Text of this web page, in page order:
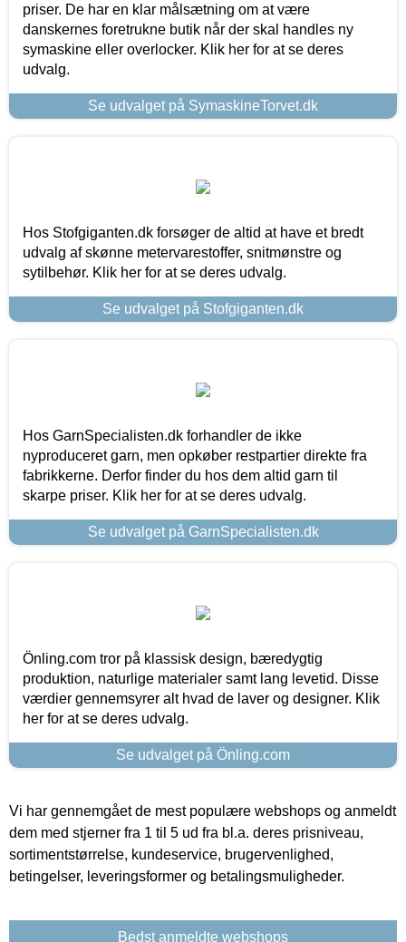
priser. De har en klar målsætning om at være
danskernes foretrukne butik når der skal handles ny
symaskine eller overlocker. Klik her for at se deres
udvalg.
Se udvalget på SymaskineTorvet.dk
Hos Stofgiganten.dk forsøger de altid at have et bredt
udvalg af skønne metervarestoffer, snitmønstre og
sytilbehør. Klik her for at se deres udvalg.
Se udvalget på Stofgiganten.dk
Hos GarnSpecialisten.dk forhandler de ikke
nyproduceret garn, men opkøber restpartier direkte fra
fabrikkerne. Derfor finder du hos dem altid garn til
skarpe priser. Klik her for at se deres udvalg.
Se udvalget på GarnSpecialisten.dk
Önling.com tror på klassisk design, bæredygtig
produktion, naturlige materialer samt lang levetid. Disse
værdier gennemsyrer alt hvad de laver og designer. Klik
her for at se deres udvalg.
Se udvalget på Önling.com
Vi har gennemgået de mest populære webshops og anmeldt
dem med stjerner fra 1 til 5 ud fra bl.a. deres prisniveau,
sortimentstørrelse, kundeservice, brugervenlighed,
betingelser, leveringsformer og betalingsmuligheder.
Bedst anmeldte webshops